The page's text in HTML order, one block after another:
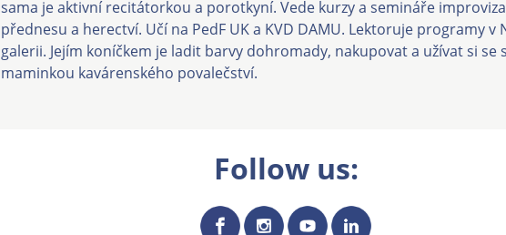
sama je aktivní recitátorkou a porotkyní. Vede kurzy a semináře
přednesu a herectví. Učí na PedF UK a KVD DAMU. Lektoruje programy v
galerii. Jejím koníčkem je ladit barvy dohromady, nakupovat a užívat si se
maminkou kavárenského povalečství.
Follow us: